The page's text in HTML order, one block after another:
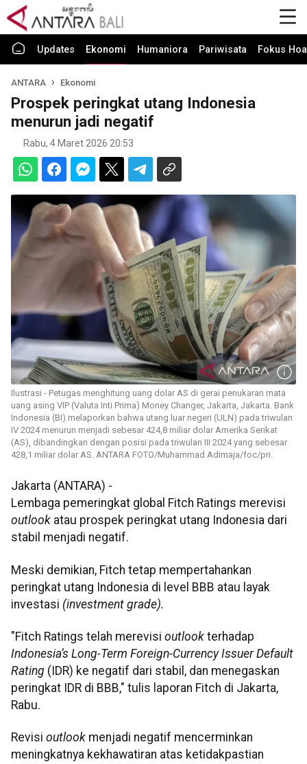
Updates Ekonomi Humaniora Pariwisata Fokus
ANTARA Ekonomi
Prospek peringkat utang Indonesia
menurun jadi negatif
Rabu, 4 Maret 2026 20:53
Ilustrasi - Petugas menghitung uang dolar AS di gerai penukaran mata
uang asing VIP (Valuta Inti Prima) Money Changer, Jakarta, Jakarta. Bank
Indonesia (BI) melaporkan bahwa utang luar negeri (ULN) pada triwulan
IV 2024 menurun menjadi sebesar 424,8 miliar dolar Amerika Serikat
(AS), dibandingkan dengan posisi pada triwulan III 2024 yang sebesar
428,1 miliar dolar AS. ANTARA FOTO/Muhammad Adimaja/foc/pri.
Jakarta (ANTARA) -
Lembaga pemeringkat global Fitch Ratings merevisi
outlook atau prospek peringkat utang Indonesia dari
stabil menjadi negatif.
Meski demikian, Fitch tetap mempertahankan
peringkat utang Indonesia di level BBB atau layak
investasi (investment grade).
"Fitch Ratings telah merevisi outlook terhadap
Indonesia’s Long-Term Foreign-Currency Issuer Default
Rating (IDR) ke negatif dari stabil, dan menegaskan
peringkat IDR di BBB," tulis laporan Fitch di Jakarta,
Rabu.
Revisi outlook menjadi negatif mencerminkan
meningkatnya kekhawatiran atas ketidakpastian